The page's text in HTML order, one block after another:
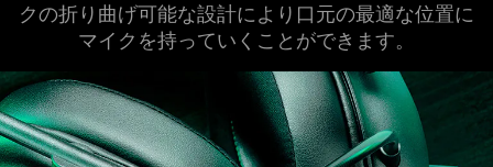
クの折り曲げ可能な設計により口元の最適な位置に
マイクを持っていくことができ ます。